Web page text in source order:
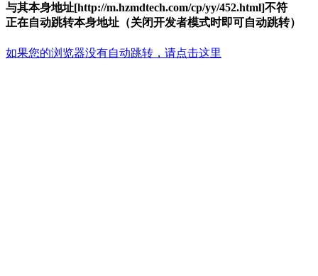
与其本身地址[http://m.hzmdtech.com/cp/yy/452.html]不符
正在自动跳转本身地址（关闭开发者模式时即可自动跳转）
如果您的浏览器没有自动跳转，请点击这里